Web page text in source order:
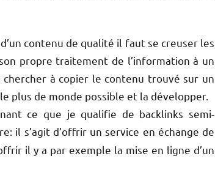
contenu de qualité il faut se creuser les
propre traitement de l’information à un
à copier le contenu trouvé sur un
plus de monde possible et la développer.
ce que je qualifie de backlinks semi-
il s’agit d’offrir un service en échange de
il y a par exemple la mise en ligne d’un